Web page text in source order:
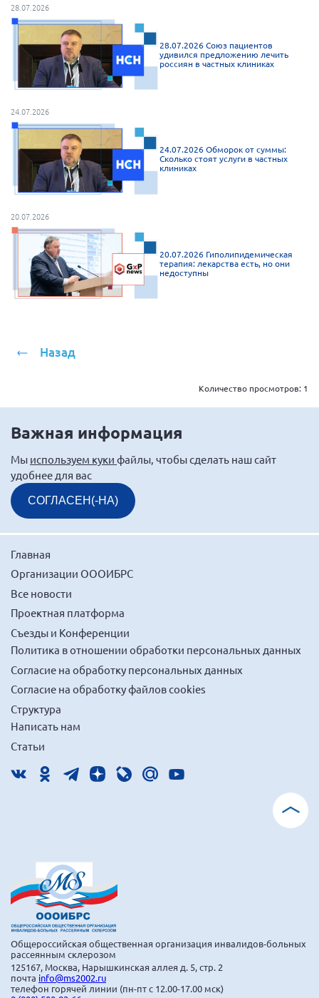
28.07.2026
28.07.2026 Союз пациентов
удивился предложению лечить
россиян в частных клиниках
24.07.2026
24.07.2026 Обморок от суммы:
Сколько стоят услуги в частных
клиниках
20.07.2026
20.07.2026 Гиполипидемическая
терапия: лекарства есть, но они
недоступны
Назад
Количество просмотров: 1
Важная информация
Мы используем куки файлы, чтобы сделать наш сайт
удобнее для вас
СОГЛАСЕН(-НА)
Главная
Организации ОООИБРС
Все новости
Проектная платформа
Съезды и Конференции
Политика в отношении обработки персональных данных
Согласие на обработку персональных данных
Согласие на обработку файлов cookies
Структура
Написать нам
Статьи
Общероссийская общественная организация инвалидов-больных
рассеянным склерозом
125167, Москва, Нарышкинская аллея д. 5, стр. 2
почта info@ms2002.ru
телефон горячей линии (пн-пт с 12.00-17.00 мск)